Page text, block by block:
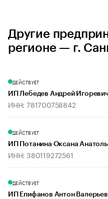
Другие
регионе — г.
ДЕЙСТВУЕТ
ИП Лебедев Андрей Игоревич
ИНН: 781700758842
ДЕЙСТВУЕТ
ИП Потанина Оксана
ИНН: 380119272561
ДЕЙСТВУЕТ
ИП Епифанов Антон